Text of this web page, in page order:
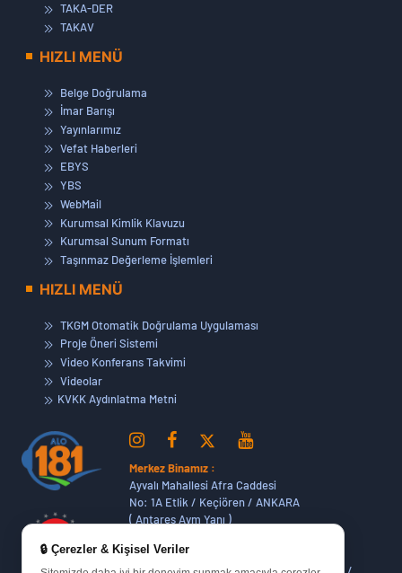
🔒 Çerezler & Kişisel Veriler
TAKA-DER
TAKAV
HIZLI MENÜ
Belge Doğrulama
İmar Barışı
Yayınlarımız
Vefat Haberleri
EBYS
YBS
WebMail
Kurumsal Kimlik Klavuzu
Kurumsal Sunum Formatı
Taşınmaz Değerleme İşlemleri
HIZLI MENÜ
TKGM Otomatik Doğrulama Uygulaması
Proje Öneri Sistemi
Video Konferans Takvimi
Videolar
KVKK Aydınlatma Metni
Merkez Binamız :
Ayvalı Mahallesi Afra Caddesi
No: 1A Etlik / Keçiören / ANKARA
( Antares Avm Yanı )
Dikmen Hizmet Binamız :